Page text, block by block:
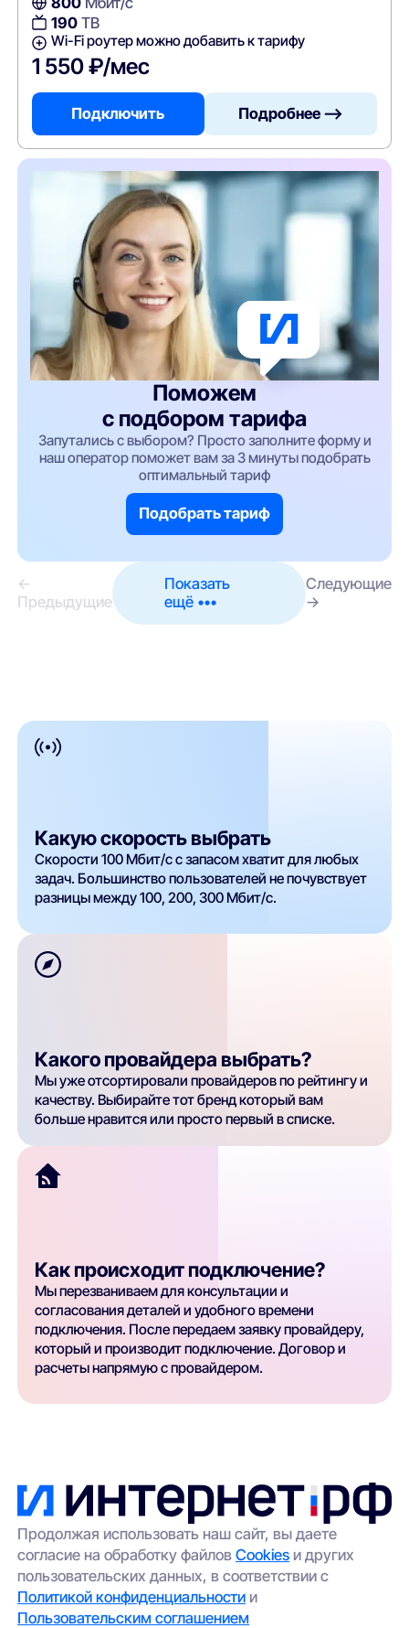
190ТВ
Wi-Fi роутер можно добавить к тарифу
1 550 ₽/мес
Подключить Подробнее —>
Поможем
с подбором тарифа
Запутались с выбором? Просто заполните форму и
наш оператор поможет вам за 3 минуты подобрать
оптимальный тариф
Подобрать тариф
←
Предыдущие
Показать
ещё •••
Следующие
→
Какую скорость выбрать
Скорости 100 Мбит/с с запасом хватит для любых
задач. Большинство пользователей не почувствует
разницы между 100, 200, 300 Мбит/с.
Какого провайдера выбрать?
Мы уже отсортировали провайдеров по рейтингу и
качеству. Выбирайте тот бренд который вам
больше нравится или просто первый в списке.
Как происходит подключение?
Мы перезваниваем для консультации и
согласования деталей и удобного времени
подключения. После передаем заявку провайдеру,
который и производит подключение. Договор и
расчеты напрямую с провайдером.
Продолжая использовать наш сайт, вы даете
согласие на обработку файловCookies и других
пользовательских данных, в соответствии с
Политикой конфиденциальности и
Пользовательским соглашением